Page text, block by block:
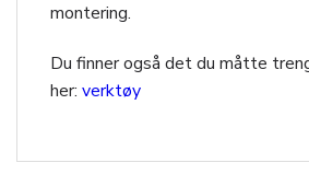
montering.
Du finner også det du måtte
her: verktøy